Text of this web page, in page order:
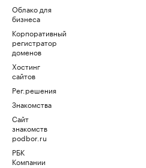
Облако для
бизнеса
Корпоративный
регистратор
доменов
Хостинг
сайтов
Рег.решения
Знакомства
Сайт
знакомств
podbor.ru
РБК
Компании